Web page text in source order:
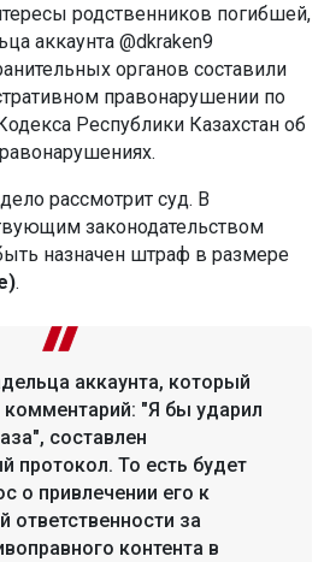
родственников погибшей,
аккаунта @dkraken9
органов составили
правонарушении по
Республики Казахстан об
рассмотрит суд. В
законодательством
назначен штраф в размере
.
аккаунта, который
комментарий: "Я бы ударил
составлен
протокол. То есть будет
о привлечении его к
ответственности за
контента в